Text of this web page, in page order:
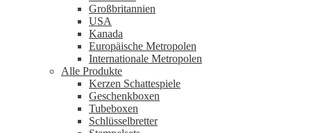
Großbritannien
USA
Kanada
Europäische Metropolen
Internationale Metropolen
Alle Produkte
Kerzen Schattespiele
Geschenkboxen
Tubeboxen
Schlüsselbretter